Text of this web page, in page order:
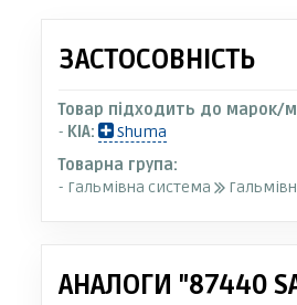
ЗАСТОСОВНІСТЬ
Товар підходить до марок/
- KIA:
Shuma
Товарна група:
- Гальмівна система
АНАЛОГИ "87440